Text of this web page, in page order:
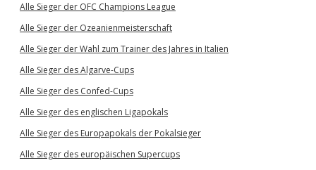
Alle Sieger der OFC Champions League
Alle Sieger der Ozeanienmeisterschaft
Alle Sieger der Wahl zum Trainer des Jahres in Italien
Alle Sieger des Algarve-Cups
Alle Sieger des Confed-Cups
Alle Sieger des englischen Ligapokals
Alle Sieger des Europapokals der Pokalsieger
Alle Sieger des europäischen Supercups